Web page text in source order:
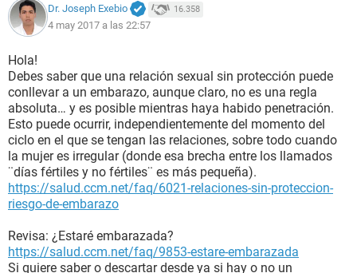
Dr. Joseph Exebio 16.358
4 may 2017 a las 22:57
Hola!
Debes saber que una relación sexual sin protección puede
conllevar a un embarazo, aunque claro, no es una regla
absoluta… y es posible mientras haya habido penetración.
Esto puede ocurrir, independientemente del momento del
ciclo en el que se tengan las relaciones, sobre todo cuando
la mujer es irregular (donde esa brecha entre los llamados
¨días fértiles y no fértiles¨ es más pequeña).
https://salud.ccm.net/faq/6021-relaciones-sin-proteccion-
riesgo-de-embarazo
Revisa: ¿Estaré embarazada?
https://salud.ccm.net/faq/9853-estare-embarazada
Si quiere saber o descartar desde ya si hay o no un